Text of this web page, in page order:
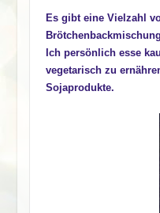
Es gibt eine Vielzahl
Ich persönlich esse
vegetarisch zu
Sojaprodukte.